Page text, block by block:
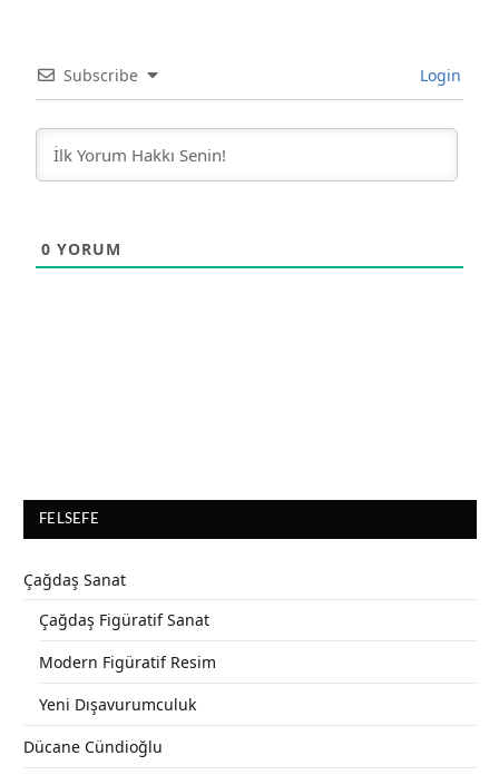
Subscribe Login
0 YORUM
FELSEFE
Çağdaş Sanat
Çağdaş Figüratif Sanat
Modern Figüratif Resim
Yeni Dışavurumculuk
Dücane Cündioğlu